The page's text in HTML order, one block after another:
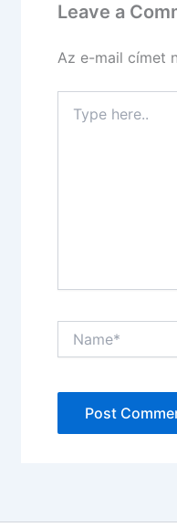
Leave a
Az e-mail címet
here..